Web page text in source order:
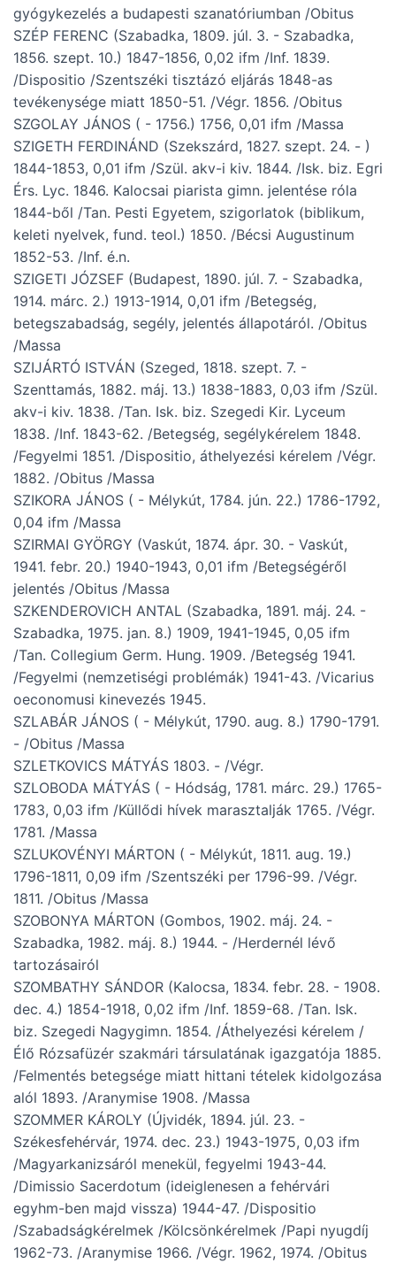
gyógykezelés a budapesti szanatóriumban /Obitus
SZÉP FERENC (Szabadka, 1809. júl. 3. - Szabadka,
1856. szept. 10.) 1847-1856, 0,02 ifm /Inf. 1839.
/Dispositio /Szentszéki tisztázó eljárás 1848-as
tevékenysége miatt 1850-51. /Végr. 1856. /Obitus
SZGOLAY JÁNOS ( - 1756.) 1756, 0,01 ifm /Massa
SZIGETH FERDINÁND (Szekszárd, 1827. szept. 24. - )
1844-1853, 0,01 ifm /Szül. akv-i kiv. 1844. /Isk. biz. Egri
Érs. Lyc. 1846. Kalocsai piarista gimn. jelentése róla
1844-ből /Tan. Pesti Egyetem, szigorlatok (biblikum,
keleti nyelvek, fund. teol.) 1850. /Bécsi Augustinum
1852-53. /Inf. é.n.
SZIGETI JÓZSEF (Budapest, 1890. júl. 7. - Szabadka,
1914. márc. 2.) 1913-1914, 0,01 ifm /Betegség,
betegszabadság, segély, jelentés állapotáról. /Obitus
/Massa
SZIJÁRTÓ ISTVÁN (Szeged, 1818. szept. 7. -
Szenttamás, 1882. máj. 13.) 1838-1883, 0,03 ifm /Szül.
akv-i kiv. 1838. /Tan. Isk. biz. Szegedi Kir. Lyceum
1838. /Inf. 1843-62. /Betegség, segélykérelem 1848.
/Fegyelmi 1851. /Dispositio, áthelyezési kérelem /Végr.
1882. /Obitus /Massa
SZIKORA JÁNOS ( - Mélykút, 1784. jún. 22.) 1786-1792,
0,04 ifm /Massa
SZIRMAI GYÖRGY (Vaskút, 1874. ápr. 30. - Vaskút,
1941. febr. 20.) 1940-1943, 0,01 ifm /Betegségéről
jelentés /Obitus /Massa
SZKENDEROVICH ANTAL (Szabadka, 1891. máj. 24. -
Szabadka, 1975. jan. 8.) 1909, 1941-1945, 0,05 ifm
/Tan. Collegium Germ. Hung. 1909. /Betegség 1941.
/Fegyelmi (nemzetiségi problémák) 1941-43. /Vicarius
oeconomusi kinevezés 1945.
SZLABÁR JÁNOS ( - Mélykút, 1790. aug. 8.) 1790-1791.
- /Obitus /Massa
SZLETKOVICS MÁTYÁS 1803. - /Végr.
SZLOBODA MÁTYÁS ( - Hódság, 1781. márc. 29.) 1765-
1783, 0,03 ifm /Küllődi hívek marasztalják 1765. /Végr.
1781. /Massa
SZLUKOVÉNYI MÁRTON ( - Mélykút, 1811. aug. 19.)
1796-1811, 0,09 ifm /Szentszéki per 1796-99. /Végr.
1811. /Obitus /Massa
SZOBONYA MÁRTON (Gombos, 1902. máj. 24. -
Szabadka, 1982. máj. 8.) 1944. - /Herdernél lévő
tartozásairól
SZOMBATHY SÁNDOR (Kalocsa, 1834. febr. 28. - 1908.
dec. 4.) 1854-1918, 0,02 ifm /Inf. 1859-68. /Tan. Isk.
biz. Szegedi Nagygimn. 1854. /Áthelyezési kérelem /
Élő Rózsafüzér szakmári társulatának igazgatója 1885.
/Felmentés betegsége miatt hittani tételek kidolgozása
alól 1893. /Aranymise 1908. /Massa
SZOMMER KÁROLY (Újvidék, 1894. júl. 23. -
Székesfehérvár, 1974. dec. 23.) 1943-1975, 0,03 ifm
/Magyarkanizsáról menekül, fegyelmi 1943-44.
/Dimissio Sacerdotum (ideiglenesen a fehérvári
egyhm-ben majd vissza) 1944-47. /Dispositio
/Szabadságkérelmek /Kölcsönkérelmek /Papi nyugdíj
1962-73. /Aranymise 1966. /Végr. 1962, 1974. /Obitus